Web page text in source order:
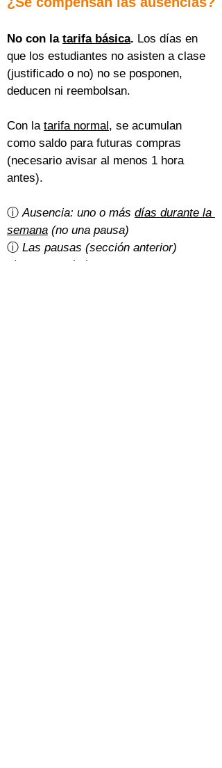
No con la tarifa básica. Los días en
que los estudiantes no asisten a clase
(justificado o no) no se posponen,
deducen ni reembolsan.
Con la tarifa normal, se acumulan
como saldo para futuras compras
(necesario avisar al menos 1 hora
antes).
ⓘ Ausencia: uno o más días durante la
semana (no una pausa)
ⓘ Las pausas (sección anterior)
siempre se deducen o posponen